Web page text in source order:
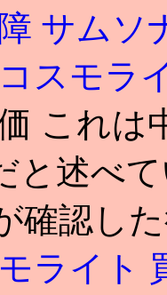
サムソ
スモラ
これは
と述べ
確認し
ライト